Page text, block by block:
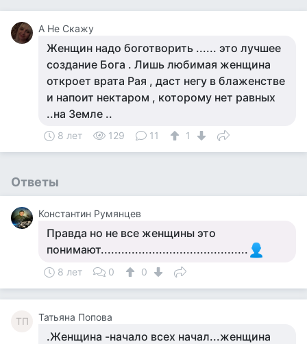
А Не Скажу
Женщин надо боготворить ...... это лучшее
создание Бога . Лишь любимая женщина
откроет врата Рая , даст негу в блаженстве
и напоит нектаром , которому нет равных
..на Земле ..
8 лет 129 11 1
Ответы
Константин Румянцев
Правда но не все женщины это
понимают...........................................
8 лет 0 0
ТП Татьяна Попова
.Женщина -начало всех начал...женщина